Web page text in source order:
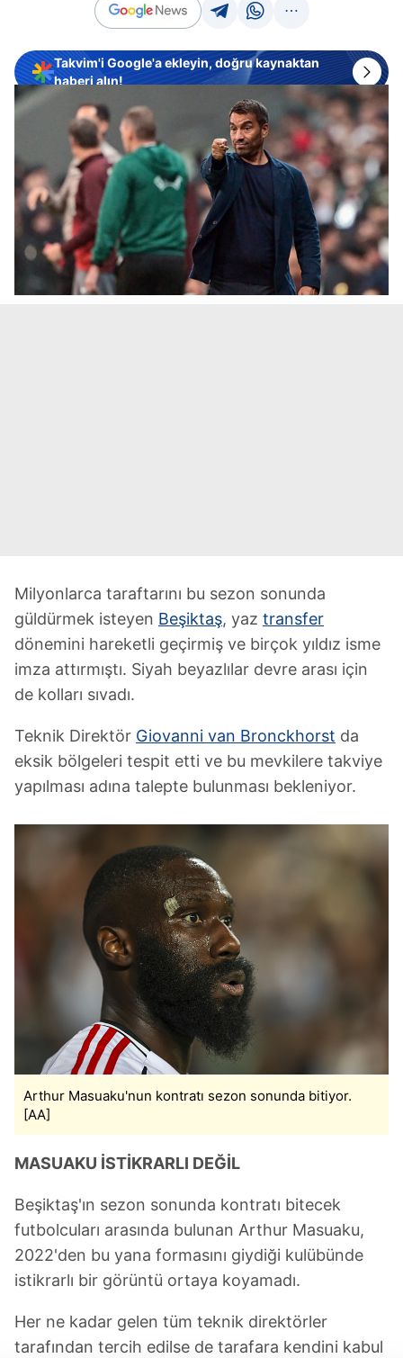
Takvim'i Google'a ekleyin, doğru kaynaktan
haberi alın!
Milyonlarca taraftarını bu sezon sonunda
güldürmek isteyen Beşiktaş, yaz transfer
dönemini hareketli geçirmiş ve birçok yıldız isme
imza attırmıştı. Siyah beyazlılar devre arası için
de kolları sıvadı.
Teknik Direktör Giovanni van Bronckhorst da
eksik bölgeleri tespit etti ve bu mevkilere takviye
yapılması adına talepte bulunması bekleniyor.
Arthur Masuaku'nun kontratı sezon sonunda bitiyor.
[AA]
MASUAKU İSTİKRARLI DEĞİL
Beşiktaş'ın sezon sonunda kontratı bitecek
futbolcuları arasında bulunan Arthur Masuaku,
2022'den bu yana formasını giydiği kulübünde
istikrarlı bir görüntü ortaya koyamadı.
Her ne kadar gelen tüm teknik direktörler
tarafından tercih edilse de tarafara kendini kabul